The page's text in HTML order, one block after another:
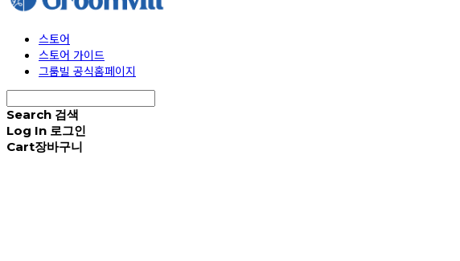
스토어
스토어 가이드
그룸빌 공식홈페이지
Search 검색
Log In 로그인
Cart장바구니